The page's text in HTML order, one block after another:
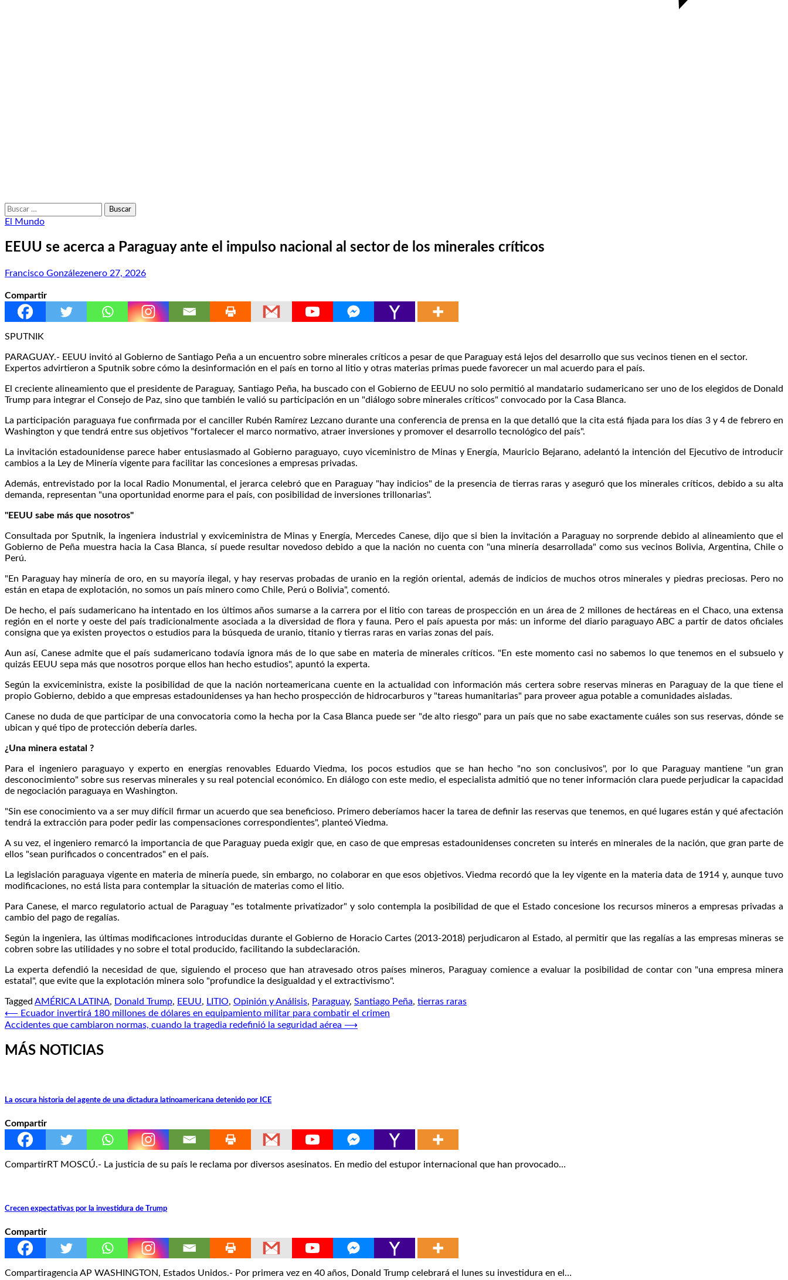
Buscar:
El Mundo
EEUU se acerca a Paraguay ante el impulso nacional al sector de los minerales críticos
Francisco Gonzálezenero 27, 2026
Compartir
SPUTNIK
PARAGUAY.- EEUU invitó al Gobierno de Santiago Peña a un encuentro sobre minerales críticos a pesar de que Paraguay está lejos del desarrollo que sus vecinos tienen en el sector.
Expertos advirtieron a Sputnik sobre cómo la desinformación en el país en torno al litio y otras materias primas puede favorecer un mal acuerdo para el país.
El creciente alineamiento que el presidente de Paraguay, Santiago Peña, ha buscado con el Gobierno de EEUU no solo permitió al mandatario sudamericano ser uno de los elegidos de Donald
Trump para integrar el Consejo de Paz, sino que también le valió su participación en un "diálogo sobre minerales críticos" convocado por la Casa Blanca.
La participación paraguaya fue confirmada por el canciller Rubén Ramírez Lezcano durante una conferencia de prensa en la que detalló que la cita está fijada para los días 3 y 4 de febrero en
Washington y que tendrá entre sus objetivos "fortalecer el marco normativo, atraer inversiones y promover el desarrollo tecnológico del país".
La invitación estadounidense parece haber entusiasmado al Gobierno paraguayo, cuyo viceministro de Minas y Energía, Mauricio Bejarano, adelantó la intención del Ejecutivo de introducir
cambios a la Ley de Minería vigente para facilitar las concesiones a empresas privadas.
Además, entrevistado por la local Radio Monumental, el jerarca celebró que en Paraguay "hay indicios" de la presencia de tierras raras y aseguró que los minerales críticos, debido a su alta
demanda, representan "una oportunidad enorme para el país, con posibilidad de inversiones trillonarias".
"EEUU sabe más que nosotros"
Consultada por Sputnik, la ingeniera industrial y exviceministra de Minas y Energía, Mercedes Canese, dijo que si bien la invitación a Paraguay no sorprende debido al alineamiento que el
Gobierno de Peña muestra hacia la Casa Blanca, sí puede resultar novedoso debido a que la nación no cuenta con "una minería desarrollada" como sus vecinos Bolivia, Argentina, Chile o
Perú.
"En Paraguay hay minería de oro, en su mayoría ilegal, y hay reservas probadas de uranio en la región oriental, además de indicios de muchos otros minerales y piedras preciosas. Pero no
están en etapa de explotación, no somos un país minero como Chile, Perú o Bolivia", comentó.
De hecho, el país sudamericano ha intentado en los últimos años sumarse a la carrera por el litio con tareas de prospección en un área de 2 millones de hectáreas en el Chaco, una extensa
región en el norte y oeste del país tradicionalmente asociada a la diversidad de flora y fauna. Pero el país apuesta por más: un informe del diario paraguayo ABC a partir de datos oficiales
consigna que ya existen proyectos o estudios para la búsqueda de uranio, titanio y tierras raras en varias zonas del país.
Aun así, Canese admite que el país sudamericano todavía ignora más de lo que sabe en materia de minerales críticos. "En este momento casi no sabemos lo que tenemos en el subsuelo y
quizás EEUU sepa más que nosotros porque ellos han hecho estudios", apuntó la experta.
Según la exviceministra, existe la posibilidad de que la nación norteamericana cuente en la actualidad con información más certera sobre reservas mineras en Paraguay de la que tiene el
propio Gobierno, debido a que empresas estadounidenses ya han hecho prospección de hidrocarburos y "tareas humanitarias" para proveer agua potable a comunidades aisladas.
Canese no duda de que participar de una convocatoria como la hecha por la Casa Blanca puede ser "de alto riesgo" para un país que no sabe exactamente cuáles son sus reservas, dónde se
ubican y qué tipo de protección debería darles.
¿Una minera estatal ?
Para el ingeniero paraguayo y experto en energías renovables Eduardo Viedma, los pocos estudios que se han hecho "no son conclusivos", por lo que Paraguay mantiene "un gran
desconocimiento" sobre sus reservas minerales y su real potencial económico. En diálogo con este medio, el especialista admitió que no tener información clara puede perjudicar la capacidad
de negociación paraguaya en Washington.
"Sin ese conocimiento va a ser muy difícil firmar un acuerdo que sea beneficioso. Primero deberíamos hacer la tarea de definir las reservas que tenemos, en qué lugares están y qué afectación
tendrá la extracción para poder pedir las compensaciones correspondientes", planteó Viedma.
A su vez, el ingeniero remarcó la importancia de que Paraguay pueda exigir que, en caso de que empresas estadounidenses concreten su interés en minerales de la nación, que gran parte de
ellos "sean purificados o concentrados" en el país.
La legislación paraguaya vigente en materia de minería puede, sin embargo, no colaborar en que esos objetivos. Viedma recordó que la ley vigente en la materia data de 1914 y, aunque tuvo
modificaciones, no está lista para contemplar la situación de materias como el litio.
Para Canese, el marco regulatorio actual de Paraguay "es totalmente privatizador" y solo contempla la posibilidad de que el Estado concesione los recursos mineros a empresas privadas a
cambio del pago de regalías.
Según la ingeniera, las últimas modificaciones introducidas durante el Gobierno de Horacio Cartes (2013-2018) perjudicaron al Estado, al permitir que las regalías a las empresas mineras se
cobren sobre las utilidades y no sobre el total producido, facilitando la subdeclaración.
La experta defendió la necesidad de que, siguiendo el proceso que han atravesado otros países mineros, Paraguay comience a evaluar la posibilidad de contar con "una empresa minera
estatal", que evite que la explotación minera solo "profundice la desigualdad y el extractivismo".
Tagged AMÉRICA LATINA, Donald Trump, EEUU, LITIO, Opinión y Análisis, Paraguay, Santiago Peña, tierras raras
Navegación
de
entradas
⟵ Ecuador invertirá 180 millones de dólares en equipamiento militar para combatir el crimen
Accidentes que cambiaron normas, cuando la tragedia redefinió la seguridad aérea ⟶
MÁS NOTICIAS
La oscura historia del agente de una dictadura latinoamericana detenido por ICE
Compartir
CompartirRT MOSCÚ.- La justicia de su país le reclama por diversos asesinatos. En medio del estupor internacional que han provocado…
Crecen expectativas por la investidura de Trump
Compartir
Compartiragencia AP WASHINGTON, Estados Unidos.- Por primera vez en 40 años, Donald Trump celebrará el lunes su investidura en el…